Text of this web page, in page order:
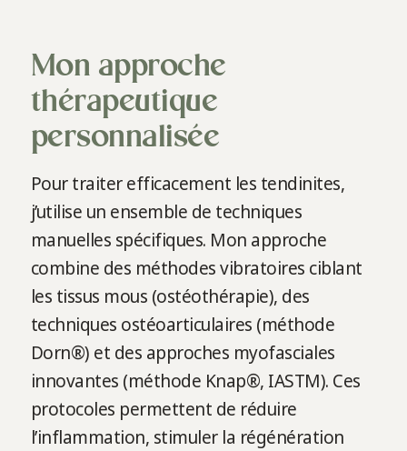
Mon approche
thérapeutique
personnalisée
Pour traiter efficacement les tendinites,
j’utilise un ensemble de techniques
manuelles spécifiques. Mon approche
combine des méthodes vibratoires ciblant
les tissus mous (ostéothérapie), des
techniques ostéoarticulaires (méthode
Dorn®) et des approches myofasciales
innovantes (méthode Knap®, IASTM). Ces
protocoles permettent de réduire
l’inflammation, stimuler la régénération